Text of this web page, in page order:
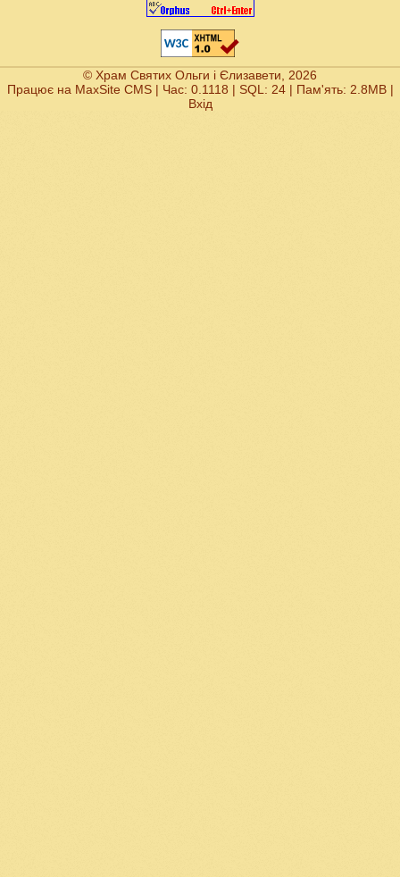
© Храм Святих Ольги і Єлизавети, 2026
Працює на MaxSite CMS| Час: 0.1118 | SQL: 24 | Пам'ять: 2.8MB|
Вхід